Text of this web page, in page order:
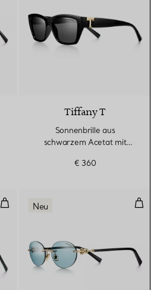
Tiffany T
Sonnenbrille aus
schwarzem Acetat mit
€ 360
Sonnenbrille, schwarzes
Neu